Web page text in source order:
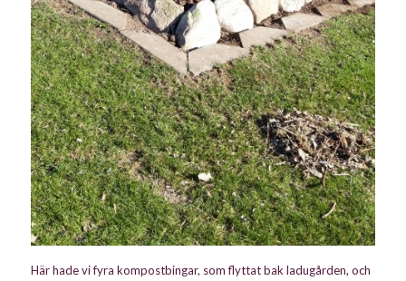
Här hade vi fyra kompostbingar, som flyttat bak ladugården, och